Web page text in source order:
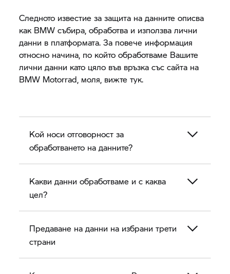
Следното известие за защита на данните описва
как BMW събира, обработва и използва лични
данни в платформата. За повече информация
относно начина, по който обработваме Вашите
лични данни като цяло във връзка със сайта на
BMW Motorrad, моля, вижте тук.
Кой носи отговорност за
обработването на данните?
Какви данни обработваме и с каква
цел?
Предаване на данни на избрани трети
страни